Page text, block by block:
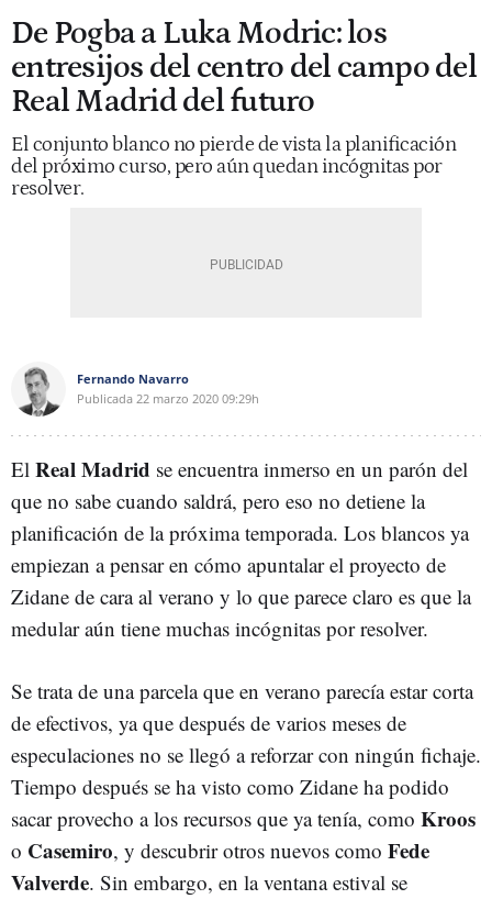
De Pogba a Luka Modric: los
entresijos del centro del campo del
Real Madrid del futuro
El conjunto blanco no pierde de vista la planificación
del próximo curso, pero aún quedan incógnitas por
resolver.
Fernando Navarro
Publicada 22 marzo 2020 09:29h
El Real Madrid se encuentra inmerso en un parón del
que no sabe cuando saldrá, pero eso no detiene la
planificación de la próxima temporada. Los blancos ya
empiezan a pensar en cómo apuntalar el proyecto de
Zidane de cara al verano y lo que parece claro es que la
medular aún tiene muchas incógnitas por resolver.
Se trata de una parcela que en verano parecía estar corta
de efectivos, ya que después de varios meses de
especulaciones no se llegó a reforzar con ningún fichaje.
Tiempo después se ha visto como Zidane ha podido
sacar provecho a los recursos que ya tenía, como Kroos
o Casemiro, y descubrir otros nuevos como Fede
Valverde. Sin embargo, en la ventana estival se